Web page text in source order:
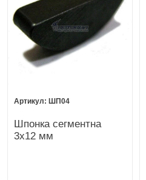
ШП04
Шпонка сегментна
3х12 мм